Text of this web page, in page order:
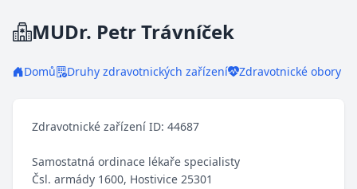
MUDr. Petr Trávníček
Domů Druhy zdravotnických zařízení Zdravotnické obory
Zdravotnické zařízení ID: 44687
Samostatná ordinace lékaře specialisty
Čsl. armády 1600, Hostivice 25301